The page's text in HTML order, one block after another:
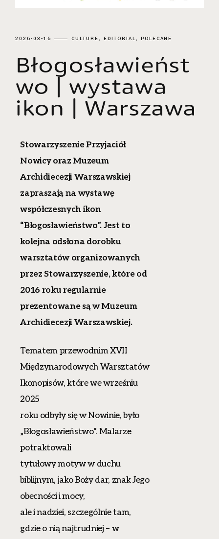
2026-03-16 CULTURE EDITORIAL POLECANE
Błogosławieńst
wo | wystawa
ikon | Warszawa
Stowarzyszenie Przyjaciół
Nowicy oraz Muzeum
Archidiecezji Warszawskiej
zapraszają na wystawę
współczesnych ikon
“Błogosławieństwo”. Jest to
kolejna odsłona dorobku
warsztatów organizowanych
przez Stowarzyszenie, które od
2016 roku regularnie
prezentowane są w Muzeum
Archidiecezji Warszawskiej.
Tematem przewodnim XVII
Międzynarodowych Warsztatów
Ikonopisów, które we wrześniu
2025
roku odbyły się w Nowinie, było
„Błogosławieństwo”. Malarze
potraktowali
tytułowy motyw w duchu
biblijnym, jako Boży dar, znak Jego
obecności i mocy,
ale i nadziei, szczególnie tam,
gdzie o nią najtrudniej – w